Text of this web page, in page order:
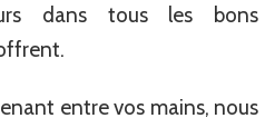
dans tous les bons
entre vos mains, nous